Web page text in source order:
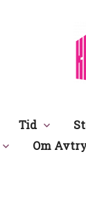
Tid
Om